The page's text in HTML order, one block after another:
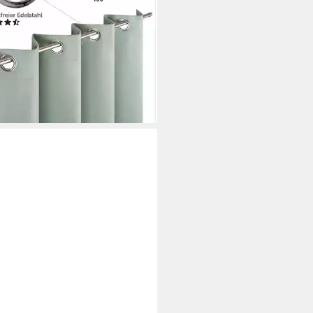
Ösen, verdunkelnd, mit Ösen
UVP22,99 €
- in 2-3 Werktagen bei dir